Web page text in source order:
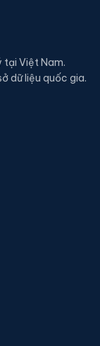
tại Việt Nam.
dữ liệu quốc gia.